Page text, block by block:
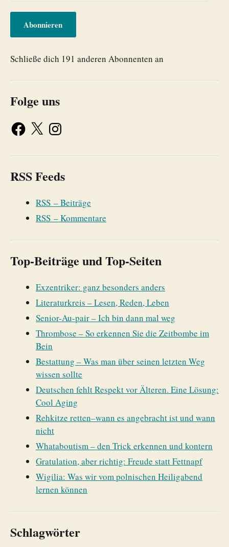
Abonnieren
Schließe dich 191 anderen Abonnenten an
Folge uns
RSS Feeds
RSS – Beiträge
RSS – Kommentare
Top-Beiträge und Top-Seiten
Exzentriker: ganz besonders anders
Literaturkreis – Lesen, Reden, Leben
Senior-Au-pair – Ich bin dann mal weg
Thrombose – So erkennen Sie die Zeitbombe im
Bein
Bestattung – Was man über seinen letzten Weg
wissen sollte
Deutschen fehlt Respekt vor Älteren. Eine Lösung:
Cool Aging
Rehkitze retten–wann es angebracht ist und wann
nicht
Whataboutism – den Trick erkennen und kontern
Gratulation, aber richtig: Freude statt Fettnapf
Wigilia: Was wir vom polnischen Heiligabend
lernen können
Schlagwörter